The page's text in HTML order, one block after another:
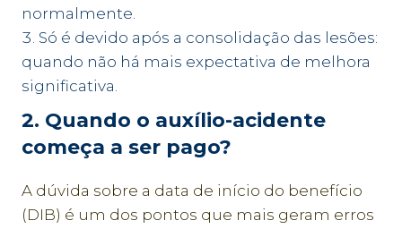
normalmente.
Só é devido após a consolidação das lesões:
quando não há mais expectativa de melhora
significativa.
2. Quando o auxílio-acidente
começa a ser pago?
A dúvida sobre a data de início do benefício
(DIB) é um dos pontos que mais geram erros